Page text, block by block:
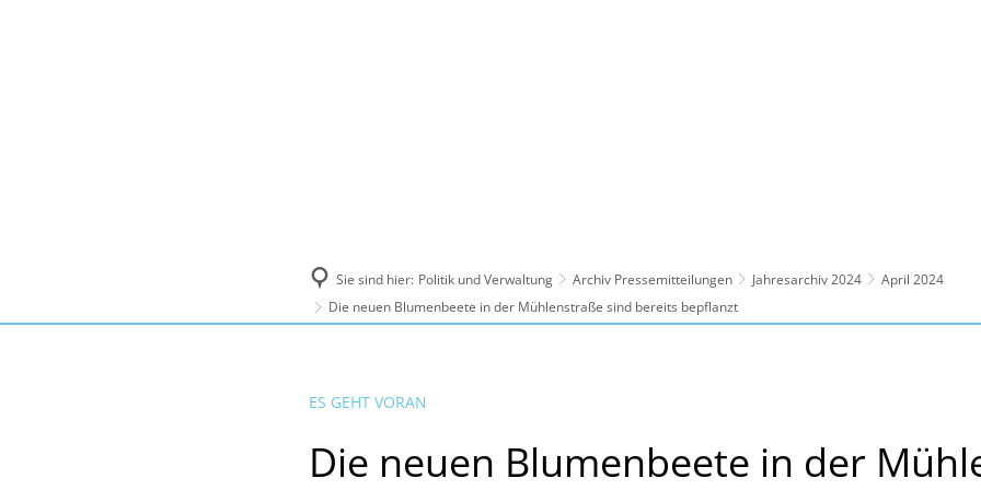
Sie sind hier: Politik und Verwaltung Archiv Pressemitteilungen Jahresarchiv 2024
April 2024
Die neuen Blumenbeete in der Mühlenstraße sind bereits bepflanzt
ES GEHT VORAN
Die neuen Blumenbeete in der